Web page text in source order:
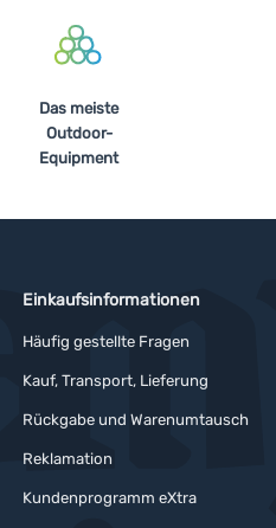
Das meiste
Outdoor-
Equipment
Einkaufsinformationen
Häufig gestellte Fragen
Kauf, Transport, Lieferung
Rückgabe und Warenumtausch
Reklamation
Kundenprogramm eXtra